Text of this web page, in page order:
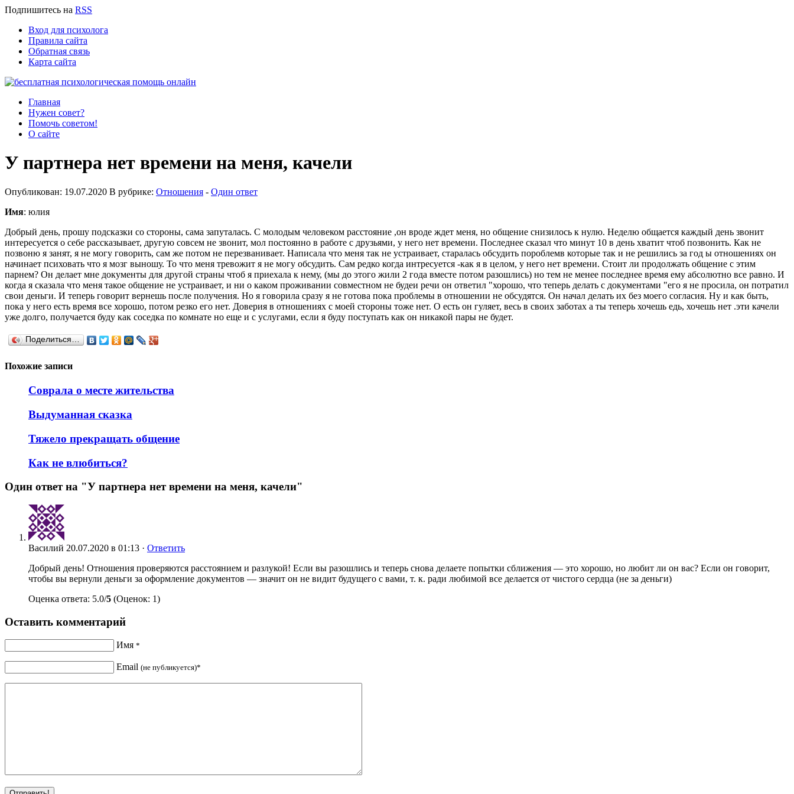
Подпишитесь на RSS
Вход для психолога
Правила сайта
Обратная связь
Карта сайта
Главная
Нужен совет?
Помочь советом!
О сайте
У партнера нет времени на меня, качели
Опубликован: 19.07.2020 В рубрике: Отношения - Один ответ
Имя: юлия
Добрый день, прошу подсказки со стороны, сама запуталась. С молодым человеком расстояние ,он вроде ждет меня, но общение снизилось к нулю. Неделю общается каждый день звонит
интересуется о себе рассказывает, другую совсем не звонит, мол постоянно в работе с друзьями, у него нет времени. Последнее сказал что минут 10 в день хватит чтоб позвонить. Как не
позвоню я занят, я не могу говорить, сам же потом не перезванивает. Написала что меня так не устраивает, старалась обсудить пороблемв которые так и не решились за год ы отношениях он
начинает психовать что я мозг выношу. То что меня тревожит я не могу обсудить. Сам редко когда интресуется -как я в целом, у него нет времени. Стоит ли продолжать общение с этим
парнем? Он делает мне документы для другой страны чтоб я приехала к нему, (мы до этого жили 2 года вместе потом разошлись) но тем не менее последнее время ему абсолютно все равно. И
когда я сказала что меня такое общение не устраивает, и ни о каком проживании совместном не будеи речи он ответил "хорошо, что теперь делать с документами "его я не просила, он потратил
свои деньги. И теперь говорит вернешь после получения. Но я говорила сразу я не готова пока проблемы в отношении не обсудятся. Он начал делать их без моего согласия. Ну и как быть,
пока у него есть время все хорошо, потом резко его нет. Доверия в отношениях с моей стороны тоже нет. О есть он гуляет, весь в своих заботах а ты теперь хочешь едь, хочешь нет .эти качели
уже долго, получается буду как соседка по комнате но еще и с услугами, если я буду поступать как он никакой пары не будет.
Поделиться…
Похожие записи
Соврала о месте жительства
Выдуманная сказка
Тяжело прекращать общение
Как не влюбиться?
Один ответ на "У партнера нет времени на меня, качели"
Василий 20.07.2020 в 01:13 · Ответить
Добрый день! Отношения проверяются расстоянием и разлукой! Если вы разошлись и теперь снова делаете попытки сближения — это хорошо, но любит ли он вас? Если он говорит,
чтобы вы вернули деньги за оформление документов — значит он не видит будущего с вами, т. к. ради любимой все делается от чистого сердца (не за деньги)
Оценка ответа: 5.0/5 (Оценок: 1)
Оставить комментарий
Имя *
Email (не публикуется)*